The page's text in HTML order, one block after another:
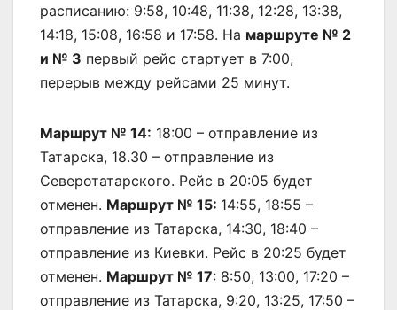
расписанию: 9:58, 10:48, 11:38, 12:28, 13:38,
14:18, 15:08, 16:58 и 17:58. На маршруте № 2
и № 3 первый рейс стартует в 7:00,
перерыв между рейсами 25 минут.
Маршрут № 14: 18:00 – отправление из
Татарска, 18.30 – отправление из
Северотатарского. Рейс в 20:05 будет
отменен. Маршрут № 15: 14:55, 18:55 –
отправление из Татарска, 14:30, 18:40 –
отправление из Киевки. Рейс в 20:25 будет
отменен. Маршрут № 17: 8:50, 13:00, 17:20 –
отправление из Татарска, 9:20, 13:25, 17:50 –